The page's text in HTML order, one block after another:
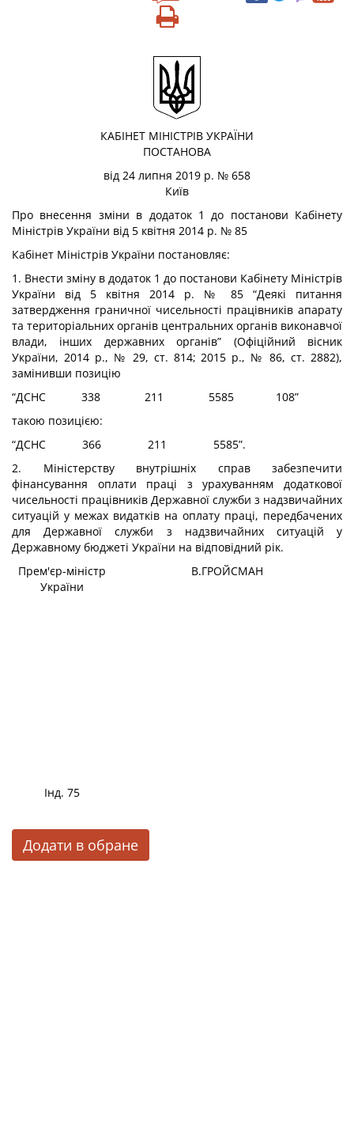
КАБІНЕТ МІНІСТРІВ УКРАЇНИ
ПОСТАНОВА
від 24 липня 2019 р. № 658
Київ
Про внесення зміни в додаток 1 до постанови Кабінету
Міністрів України від 5 квітня 2014 р. № 85
Кабінет Міністрів України постановляє:
1. Внести зміну в додаток 1 до постанови Кабінету Міністрів
України від 5 квітня 2014 р. № 85 “Деякі питання
затвердження граничної чисельності працівників апарату
та територіальних органів центральних органів виконавчої
влади, інших державних органів” (Офіційний вісник
України, 2014 р., № 29, ст. 814; 2015 р., № 86, ст. 2882),
замінивши позицію
“ДСНС
338 211 5585
108”
такою позицією:
“ДСНС
366 211
5585”.
2. Міністерству внутрішніх справ забезпечити
фінансування оплати праці з урахуванням додаткової
чисельності працівників Державної служби з надзвичайних
ситуацій у межах видатків на оплату праці, передбачених
для Державної служби з надзвичайних ситуацій у
Державному бюджеті України на відповідний рік.
Прем'єр-міністр
України
В.ГРОЙСМАН
Інд. 75
Додати в обране